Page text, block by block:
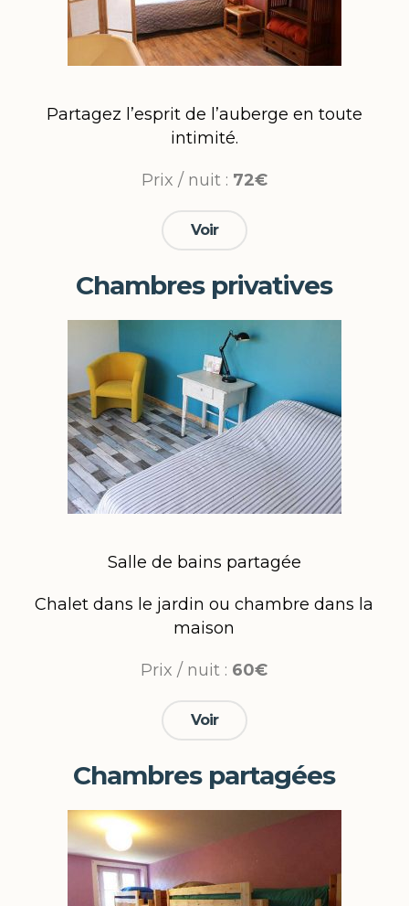
Partagez l’esprit de l’auberge en toute
intimité.
Prix / nuit : 72€
Voir
Chambres privatives
Salle de bains partagée
Chalet dans le jardin ou chambre dans la
maison
Prix / nuit : 60€
Voir
Chambres partagées